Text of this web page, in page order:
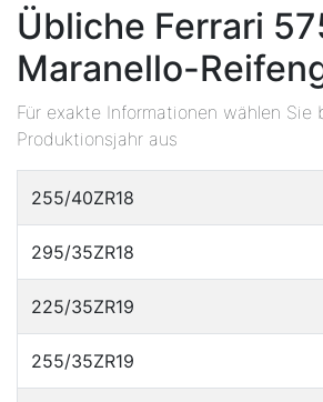
Übliche Ferrari
Maranello-
Für exakte Informationen wählen
Produktionsjahr aus
255/40ZR18
295/35ZR18
225/35ZR19
255/35ZR19